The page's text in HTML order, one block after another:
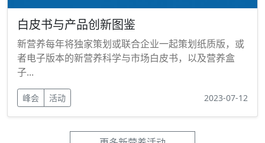
白皮书与产品创新图鉴
新营养每年将独家策划或联合企业一起策划纸质版，或
者电子版本的新营养科学与市场白皮书，以及营养盒
子...
峰会 活动 2023-07-12